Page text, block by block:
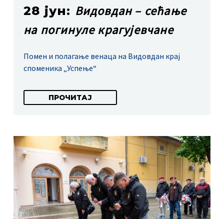
28 јун: Видовдан – сећање
на погинуле крагујевчане
Помен и полагање венаца на Видовдан крај
споменика „Успење“
ПРОЧИТАЈ